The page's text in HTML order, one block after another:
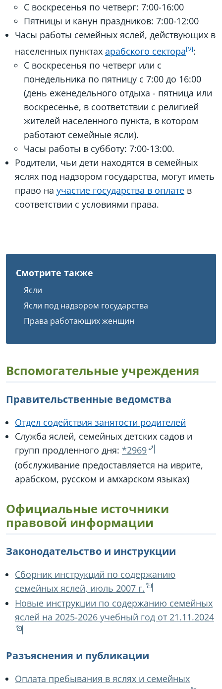
С воскресенья по четверг: 7:00-16:00
Пятницы и канун праздников: 7:00-12:00
Часы работы семейных яслей, действующих в
населенных пунктах арабского сектора
:
С воскресенья по четверг или с
понедельника по пятницу с 7:00 до 16:00
(день еженедельного отдыха - пятница или
воскресенье, в соответствии с религией
жителей населенного пункта, в котором
работают семейные ясли).
Часы работы в субботу: 7:00-13:00.
Родители, чьи дети находятся в семейных
яслях под надзором государства, могут иметь
право на участие государства в оплате в
соответствии с условиями права.
Смотрите также
Ясли
Ясли под надзором государства
Права работающих женщин
Вспомогательные учреждения
Правительственные ведомства
Отдел содействия занятости родителей
Служба яслей, семейных детских садов и
групп продленного дня: *2969
(обслуживание предоставляется на иврите,
арабском, русском и амхарском языках)
Официальные источники
правовой информации
Законодательство и инструкции
Сборник инструкций по содержанию
семейных яслей, июль 2007 г.
Новые инструкции по содержанию семейных
яслей на 2025-2026 учебный год от 21.11.2024
Разъяснения и публикации
Оплата пребывания в яслях и семейных